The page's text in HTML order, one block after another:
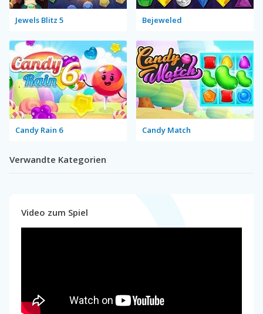
Jewels Blitz 5 Bejeweled
Candy Rain 6 Candy Match
Verwandte Kategorien
Video zum Spiel